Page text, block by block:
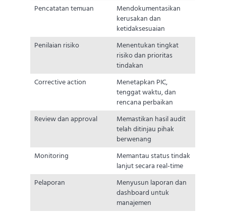
Pencatatan temuan
Mendokumentasikan
kerusakan dan
ketidaksesuaian
Penilaian risiko
Menentukan tingkat
risiko dan prioritas
tindakan
Corrective action
Menetapkan PIC,
tenggat waktu, dan
rencana perbaikan
Review dan approval
Memastikan hasil audit
telah ditinjau pihak
berwenang
Monitoring
Memantau status tindak
lanjut secara real-time
Pelaporan
Menyusun laporan dan
dashboard untuk
manajemen